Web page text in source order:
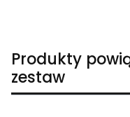
Produkty
zestaw